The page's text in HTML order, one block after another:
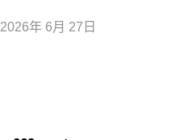
2026年 6月 27日